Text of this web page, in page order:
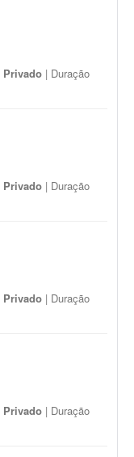
Privado | Duração
Privado | Duração
Privado | Duração
Privado | Duração